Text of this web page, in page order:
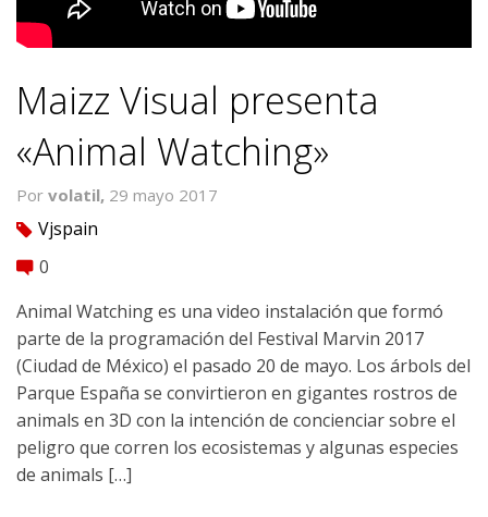
Maizz Visual presenta
«Animal Watching»
Por volatil, 29 mayo 2017
tag Vjspain
comment 0
Animal Watching es una video instalación que formó
parte de la programación del Festival Marvin 2017
(Ciudad de México) el pasado 20 de mayo. Los árbols del
Parque España se convirtieron en gigantes rostros de
animals en 3D con la intención de concienciar sobre el
peligro que corren los ecosistemas y algunas especies
de animals […]